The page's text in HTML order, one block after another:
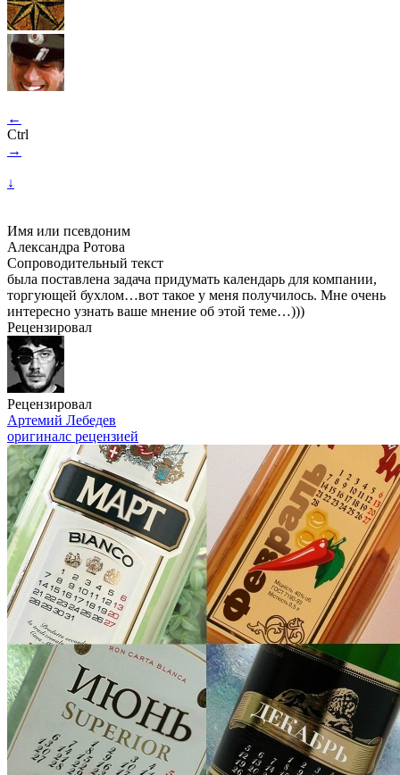
←
Ctrl
→
↓
Имя или псевдоним
Александра Ротова
Сопроводительный текст
была поставлена задача придумать календарь для компании,
торгующей бухлом…вот такое у меня получилось. Мне очень
интересно узнать ваше мнение об этой теме…)))
Рецензировал
Рецензировал
Артемий Лебедев
оригиналс рецензией